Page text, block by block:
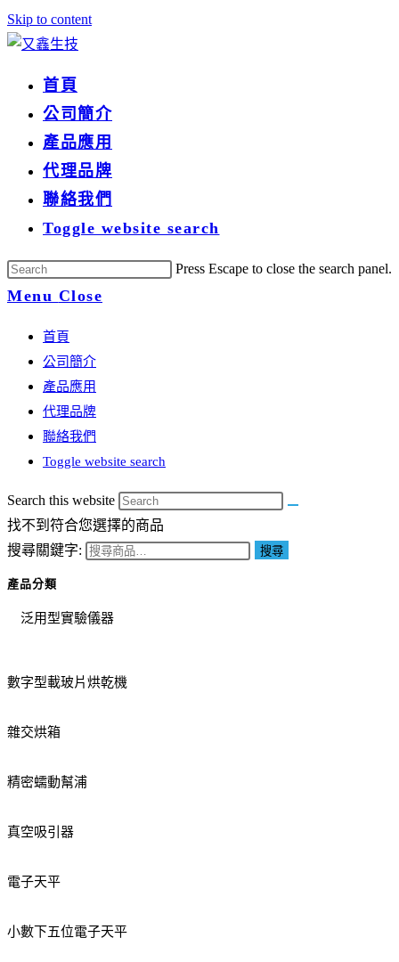
Skip to content
首頁
公司簡介
產品應用
代理品牌
聯絡我們
Toggle website search
Press Escape to close the search panel.
Menu Close
首頁
公司簡介
產品應用
代理品牌
聯絡我們
Toggle website search
Search this website
找不到符合您選擇的商品
搜尋關鍵字:
搜尋
產品分類
泛用型實驗儀器
數字型載玻片烘乾機
雜交烘箱
精密蠕動幫浦
真空吸引器
電子天平
小數下五位電子天平